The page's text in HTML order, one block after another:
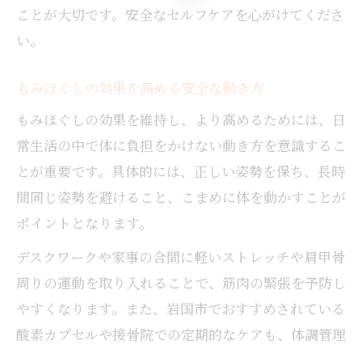
ことが大切です。安全なセルフケアを心がけてくださ
い。
もみほぐしの効果を高める安全な動き方
もみほぐしの効果を維持し、より高めるためには、日
常生活の中で体に負担をかけない動き方を意識するこ
とが重要です。具体的には、正しい姿勢を保ち、長時
間同じ姿勢を避けること、こまめに体を動かすことが
ポイントとなります。
デスクワークや家事の合間に軽いストレッチや肩甲骨
周りの運動を取り入れることで、筋肉の緊張を予防し
やすくなります。また、岩国市でおすすめされている
酸素カプセルや接骨院での定期的なケアも、体調管理